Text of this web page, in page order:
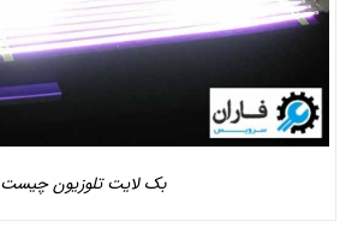
بک لایت تلوزیون چیست